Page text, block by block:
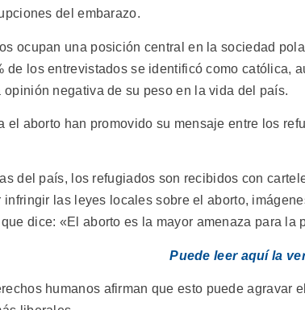
del embarazo.
ocupan una posición central en la sociedad
de los entrevistados se identificó como católica,
negativa de su peso en la vida del país.
el aborto han promovido su mensaje entre los
del país, los refugiados son recibidos con
infringir las leyes locales sobre el aborto,
dice: «El aborto es la mayor amenaza para la
Puede leer aquí la
humanos afirman que esto puede agravar